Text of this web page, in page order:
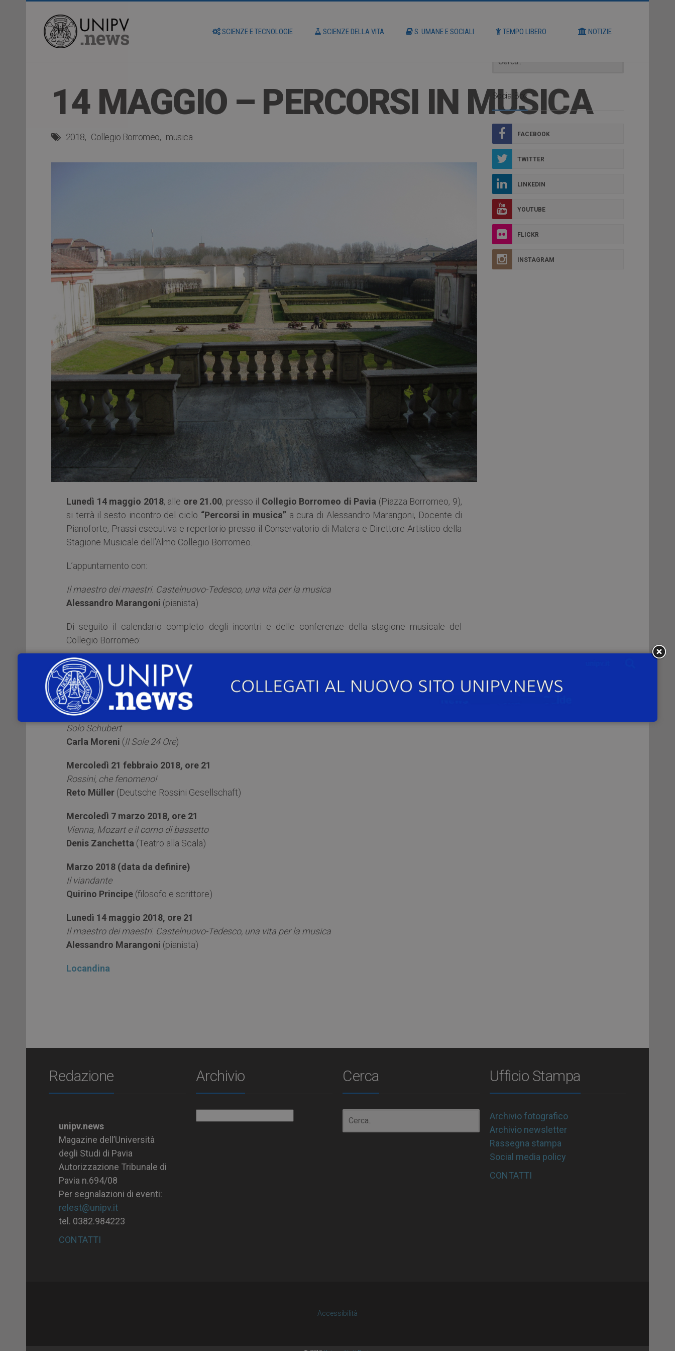
SCIENZE E TECNOLOGIE SCIENZE DELLA VITA S. UMANE E SOCIALI TEMPO LIBERO NOTIZIE
14 MAGGIO – PERCORSI IN MUSICA
2018 Collegio Borromeo musica
Lunedì 14 maggio 2018, alle ore 21.00, presso il Collegio Borromeo di Pavia (Piazza Borromeo, 9),
si terrà il sesto incontro del ciclo “Percorsi in musica”a cura di Alessandro Marangoni, Docente di
Pianoforte, Prassi esecutiva e repertorio presso il Conservatorio di Matera e Direttore Artistico della
Stagione Musicale dell’Almo Collegio Borromeo.
L’appuntamento con:
Il maestro dei maestri. Castelnuovo-Tedesco, una vita per la musica
Alessandro Marangoni (pianista)
Di seguito il calendario completo degli incontri e delle conferenze della stagione musicale del
Collegio Borromeo:
Giovedì 25 gennaio 2018, ore 21
Viandanti, viaggiatori, turisti e pensatori. Quattro passi in movimento
Guido Bosticco (Università di Pavia)
Giovedì 8 febbraio 2018, ore 21
Solo Schubert
Carla Moreni (Il Sole 24 Ore)
Mercoledì 21 febbraio 2018, ore 21
Rossini, che fenomeno!
Reto Müller (Deutsche Rossini Gesellschaft)
Mercoledì 7 marzo 2018, ore 21
Vienna, Mozart e il corno di bassetto
Denis Zanchetta (Teatro alla Scala)
Marzo 2018 (data da definire)
Il viandante
Quirino Principe (filosofo e scrittore)
Lunedì 14 maggio 2018, ore 21
Il maestro dei maestri. Castelnuovo-Tedesco, una vita per la musica
Alessandro Marangoni (pianista)
Locandina
Social Box
FACEBOOK
TWITTER
LINKEDIN
YOUTUBE
FLICKR
INSTAGRAM
Redazione
unipv.news
Magazine dell’Università
degli Studi di Pavia
Autorizzazione Tribunale di
Pavia n.694/08
Per segnalazioni di eventi:
relest@unipv.it
tel. 0382.984223
CONTATTI
Archivio Cerca Ufficio Stampa
Archivio fotografico
Archivio newsletter
Rassegna stampa
Social media policy
CONTATTI
Accessibilità